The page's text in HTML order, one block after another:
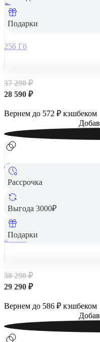
Подарки
256 Гб
37 290 ₽
28 590 ₽
Вернем до 572 ₽ кэшбеком
Рассрочка
Выгода 3000₽
Подарки
Samsung Galaxy A56 5G
256 Гб
38 290 ₽
29 290 ₽
Вернем до 586 ₽ кэшбеком